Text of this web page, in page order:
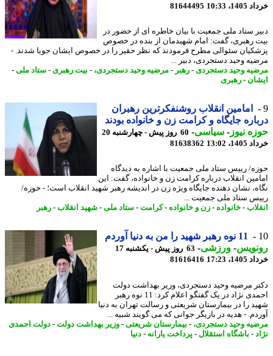
10:33
81644495
ستاد ملی جمعیت با بیان خاطره ای از حضور در
رهبری، گفت: امام شهیدمان از بنده در خصوص
سئوالی مطرح فرمودند که نظر حقیر را در خصوص ایشان جویا شدند. -
وحید دستجردی، دبیر ...
وحید دستجردی-رهبر -مرضیه وحید دستجردی، -بیت رهبری- ستاد ملی -
-رهبری
امامین انقلاب روشنفکرترین رهبران
جایگاه و کرامت زن و خانواده بودند
نیوز-سیاسی-
60 روز پیش - چهارشنبه 20
13:02
81638362
رییس ستاد ملی جمعیت با اشاره به دیدگاه
انقلاب درباره کرامت زن و خانواده، گفت: این
نشان دهنده جایگاه ویژه زن در اندیشه رهبر شهید انقلاب است؛ - حوزه/
ستاد ملی جمعیت ...
-خانواده- زن و خانواده- کرامت -ستاد ملی -شهید انقلاب-رهبر
11 نوه رهبر شهید را من به دنیا آوردم
-ورزشی-
63 روز پیش - یکشنبه 17
17:23
81616416
مرضیه وحید دستجردی، وزیر بهداشت دولت
احمدی نژاد در یک گفتگو اعلام کرد: 11 نوه رهبر
را در بیمارستان شریعتی و رسالت تهران به دنیا
- هدیه در بازیگر جوانی که می گویند شبیه ...
وحید دستجردی، -بیمارستان شریعتی -وزیر بهداشت دولت-دولت احمدی
-باشگاه استقلال-پرداخت یارانه- دنیا